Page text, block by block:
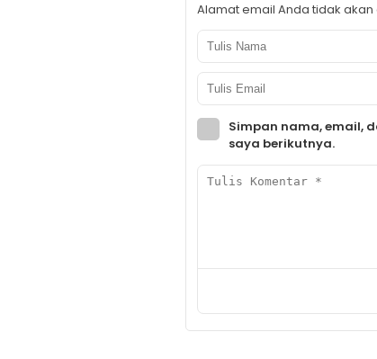
Alamat email Anda tidak akan
Simpan nama, email,
saya berikutnya.